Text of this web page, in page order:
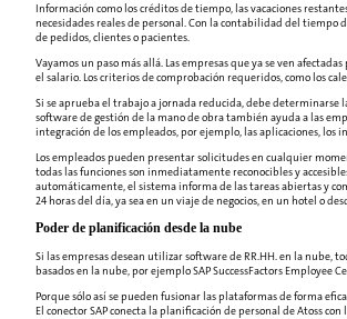
Información como los créditos de tiempo, las vacaciones
necesidades reales de personal. Con la contabilidad del tiempo
de pedidos, clientes o pacientes.
Vayamos un paso más allá. Las empresas que ya se ven
el salario. Los criterios de comprobación requeridos, como los
Si se aprueba el trabajo a jornada reducida, debe determinarse
software de gestión de la mano de obra también ayuda a las
integración de los empleados, por ejemplo, las aplicaciones, los
Los empleados pueden presentar solicitudes en cualquier
todas las funciones son inmediatamente reconocibles y
automáticamente, el sistema informa de las tareas abiertas y
24 horas del día, ya sea en un viaje de negocios, en un hotel o
Poder de planificación desde la nube
Si las empresas desean utilizar software de RR.HH. en la nube,
basados en la nube, por ejemplo SAP SuccessFactors Employee
Porque sólo así se pueden fusionar las plataformas de forma
El conector SAP conecta la planificación de personal de Atoss